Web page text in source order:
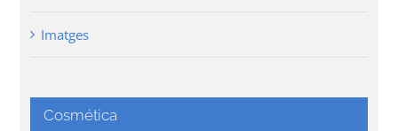
Imatges
Cosmética